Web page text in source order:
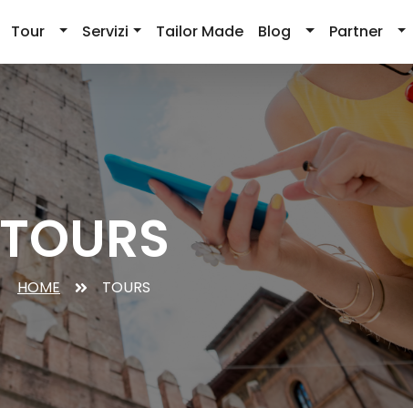
Tour Servizi Tailor Made Blog Partner
TOURS
HOME TOURS